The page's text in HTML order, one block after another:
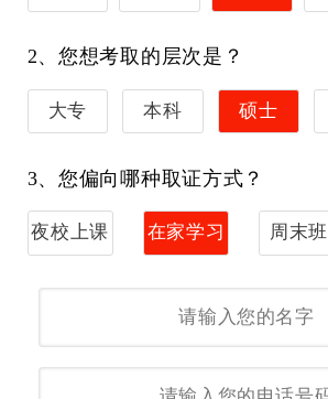
2、您想考取的层次是？
大专 本科 硕士
3、您偏向哪种取证方式？
夜校上课 在家学习 周末班